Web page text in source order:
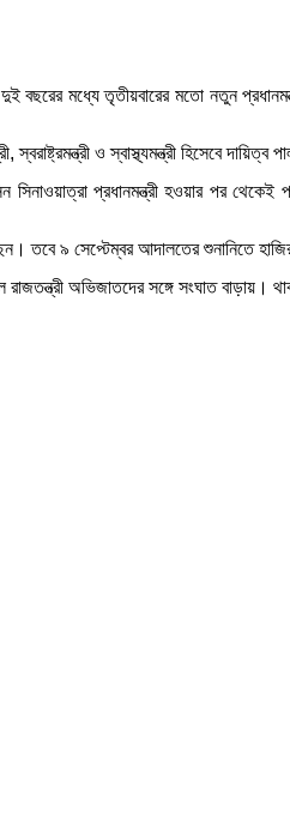
দুই বছরের মধ্যে তৃতীয়বারের মতো নতুন
ও স্বাস্থ্যমন্ত্রী হিসেবে দায়িত্ব
প্রধানমন্ত্রী হওয়ার পর
তবে ৯ সেপ্টেম্বর আদালতের শুনানিতে
অভিজাতদের সঙ্গে সংঘাত